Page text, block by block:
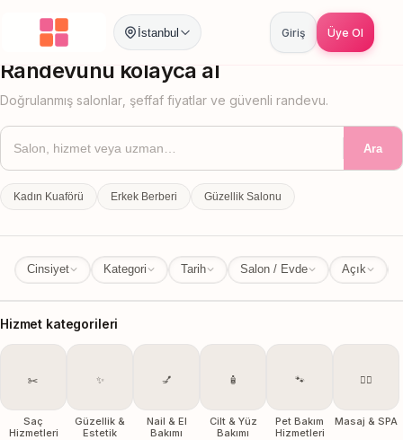
İstanbul Giriş Üye Ol
İstanbul
Randevunu kolayca al
Doğrulanmış salonlar, şeffaf fiyatlar ve güvenli randevu.
Ara
Kadın Kuaförü Erkek Berberi Güzellik Salonu
Cinsiyet Kategori Tarih Salon / Evde Açık
Hizmet kategorileri
✂️
Saç
Hizmetleri
✨
Güzellik &
Estetik
💅
Nail & El
Bakımı
🧴
Cilt & Yüz
Bakımı
🐾
Pet Bakım
Hizmetleri
💆‍♀️
Masaj & SPA